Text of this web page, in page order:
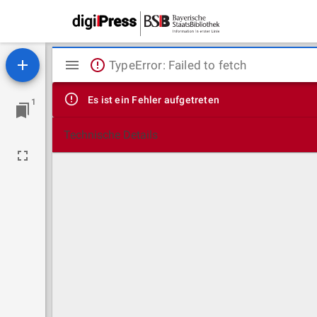
1
Mirador
Viewer
TypeError: Failed to fetch
Es ist ein Fehler aufgetreten
Technische Details